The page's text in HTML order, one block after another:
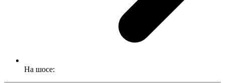
На шосе: